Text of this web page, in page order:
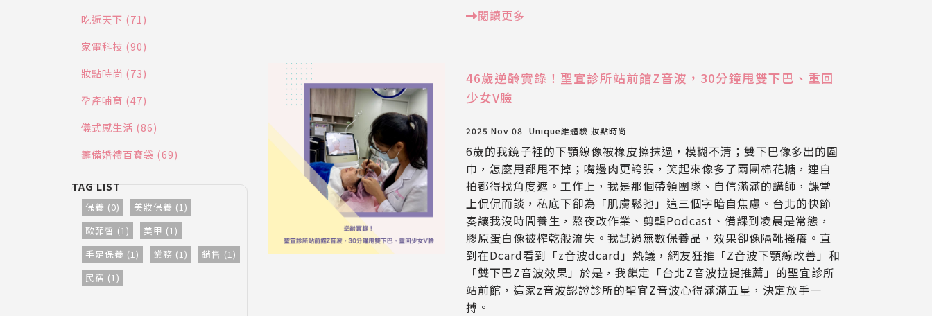
吃遍天下 (71)
家電科技 (90)
妝點時尚 (73)
孕產哺育 (47)
儀式感生活 (86)
籌備婚禮百寶袋 (69)
保養 (0)
美妝保養 (1)
歐菲皙 (1)
美甲 (1)
手足保養 (1)
業務 (1)
銷售 (1)
民宿 (1)
閱讀更多
46歲逆齡實錄！聖宜診所站前館Z音波，30分鐘甩雙下巴、重回
少女V臉
2025 Nov 08 Unique維體驗 妝點時尚
6歲的我鏡子裡的下顎線像被橡皮擦抹過，模糊不清；雙下巴像多出的圍
巾，怎麼甩都甩不掉；嘴邊肉更誇張，笑起來像多了兩團棉花糖，連自
拍都得找角度遮。工作上，我是那個帶領團隊、自信滿滿的講師，課堂
上侃侃而談，私底下卻為「肌膚鬆弛」這三個字暗自焦慮。台北的快節
奏讓我沒時間養生，熬夜改作業、剪輯Podcast、備課到凌晨是常態，
膠原蛋白像被榨乾般流失。我試過無數保養品，效果卻像隔靴搔癢。直
到在Dcard看到「z音波dcard」熱議，網友狂推「Z音波下顎線改善」和
「雙下巴Z音波效果」於是，我鎖定「台北Z音波拉提推薦」的聖宜診所
站前館，這家z音波認證診所的聖宜Z音波心得滿滿五星，決定放手一
搏。